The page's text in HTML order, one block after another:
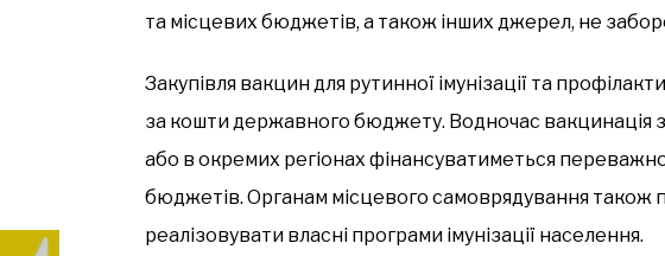
та місцевих бюджетів, а також інших джерел, не
Закупівля вакцин для рутинної імунізації та
за кошти державного бюджету. Водночас вакцинація
або в окремих регіонах фінансуватиметься
бюджетів. Органам місцевого самоврядування також
реалізовувати власні програми імунізації населення.